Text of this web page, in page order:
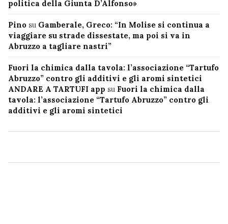
politica della Giunta D’Alfonso»
Pino su Gamberale, Greco: “In Molise si continua a
viaggiare su strade dissestate, ma poi si va in
Abruzzo a tagliare nastri”
Fuori la chimica dalla tavola: l’associazione “Tartufo
Abruzzo” contro gli additivi e gli aromi sintetici
ANDARE A TARTUFI app su Fuori la chimica dalla
tavola: l’associazione “Tartufo Abruzzo” contro gli
additivi e gli aromi sintetici